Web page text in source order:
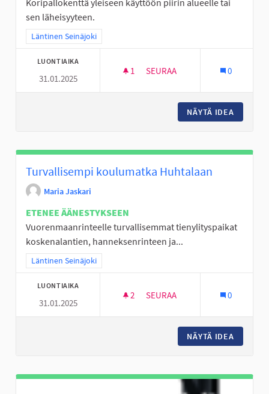
Koripallokenttä yleiseen käyttöön piirin alueelle tai
sen läheisyyteen.
Rajaa tulokset teeman mukaan: Läntinen Seinäjoki
Läntinen Seinäjoki
LUONTIAIKA
31.01.2025
1 1 SEURAAJA
SEURAA 0
NÄYTÄ IDEA
Turvallisempi koulumatka Huhtalaan
Maria Jaskari
ETENEE ÄÄNESTYKSEEN
Vuorenmaanrinteelle turvallisemmat tienylityspaikat
koskenalantien, hanneksenrinteen ja...
Rajaa tulokset teeman mukaan: Läntinen Seinäjoki
Läntinen Seinäjoki
LUONTIAIKA
31.01.2025
2 2 SEURAAJAA
SEURAA 0
NÄYTÄ IDEA